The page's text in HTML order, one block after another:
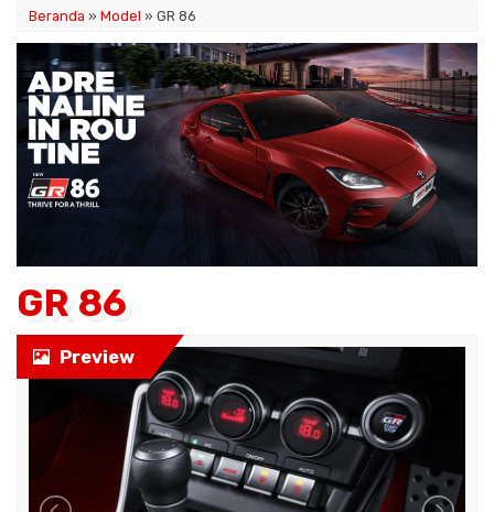
Beranda » Model » GR 86
GR 86
Preview